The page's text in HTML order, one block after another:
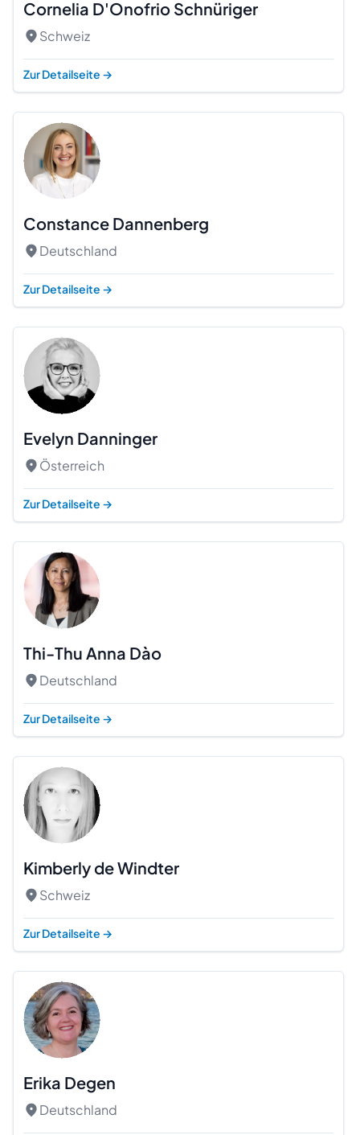
Cornelia D'Onofrio Schnüriger
Schweiz
Zur Detailseite →
Constance Dannenberg
Deutschland
Zur Detailseite →
Evelyn Danninger
Österreich
Zur Detailseite →
Thi-Thu Anna Dào
Deutschland
Zur Detailseite →
Kimberly de Windter
Schweiz
Zur Detailseite →
Erika Degen
Deutschland